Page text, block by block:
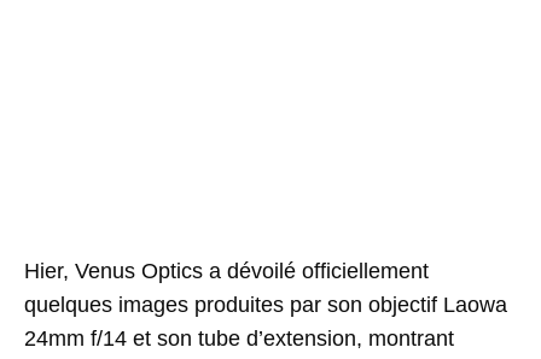
Hier, Venus Optics a dévoilé officiellement
quelques images produites par son objectif Laowa
24mm f/14 et son tube d’extension, montrant